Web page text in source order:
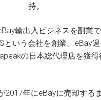
持。
輸出入ビジネスを副業
という会社を創業。eBay
の日本総代理店を獲
2017年にeBayに売却する